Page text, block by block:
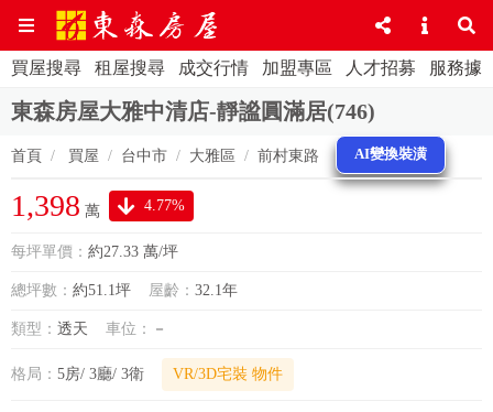
買屋搜尋 租屋搜尋 成交行情 加盟專區 人才招募 服務據
東森房屋大雅中清店-靜謐圓滿居(746)
首頁 買屋 台中市 大雅區 前村東路 AI變換裝潢
1,398 萬 4.77%
每坪單價： 約27.33 萬/坪
總坪數： 約51.1坪 屋齡： 32.1年
類型： 透天 車位： －
格局： 5房/ 3廳/ 3衛 VR/3D宅裝 物件